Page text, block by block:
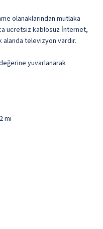
olanaklarından mutlaka
ücretsiz kablosuz İnternet,
televizyon vardır.
yuvarlanarak
mi